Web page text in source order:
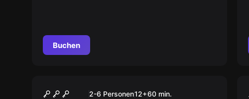
Buchen
Der Geheime Dschungel
2-6 Personen12+60 min.